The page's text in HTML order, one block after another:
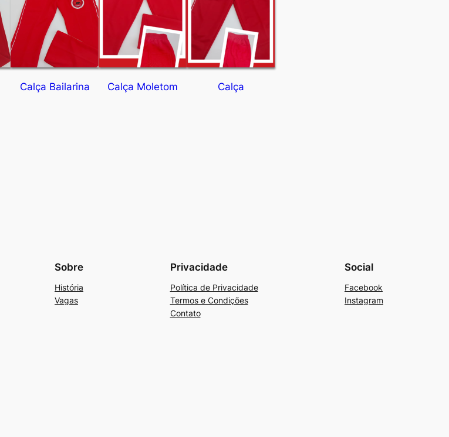
Calça Bailarina Calça Moletom Calça
Sobre
História
Vagas
Privacidade
Política de Privacidade
Termos e Condições
Contato
Social
Facebook
Instagram